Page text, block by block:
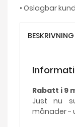
• Oslagbar
BESKRIVNING
Rabatt i 9
Just nu
månader -